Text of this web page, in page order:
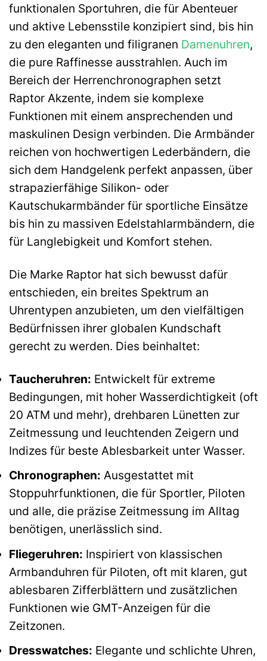
funktionalen Sportuhren, die für Abenteuer
und aktive Lebensstile konzipiert sind, bis hin
zu den eleganten und filigranen Damenuhren,
die pure Raffinesse ausstrahlen. Auch im
Bereich der Herrenchronographen setzt
Raptor Akzente, indem sie komplexe
Funktionen mit einem ansprechenden und
maskulinen Design verbinden. Die Armbänder
reichen von hochwertigen Lederbändern, die
sich dem Handgelenk perfekt anpassen, über
strapazierfähige Silikon- oder
Kautschukarmbänder für sportliche Einsätze
bis hin zu massiven Edelstahlarmbändern, die
für Langlebigkeit und Komfort stehen.
Die Marke Raptor hat sich bewusst dafür
entschieden, ein breites Spektrum an
Uhrentypen anzubieten, um den vielfältigen
Bedürfnissen ihrer globalen Kundschaft
gerecht zu werden. Dies beinhaltet:
Taucheruhren: Entwickelt für extreme
Bedingungen, mit hoher Wasserdichtigkeit (oft
20 ATM und mehr), drehbaren Lünetten zur
Zeitmessung und leuchtenden Zeigern und
Indizes für beste Ablesbarkeit unter Wasser.
Chronographen: Ausgestattet mit
Stoppuhrfunktionen, die für Sportler, Piloten
und alle, die präzise Zeitmessung im Alltag
benötigen, unerlässlich sind.
Fliegeruhren: Inspiriert von klassischen
Armbanduhren für Piloten, oft mit klaren, gut
ablesbaren Zifferblättern und zusätzlichen
Funktionen wie GMT-Anzeigen für die
Zeitzonen.
Dresswatches: Elegante und schlichte Uhren,